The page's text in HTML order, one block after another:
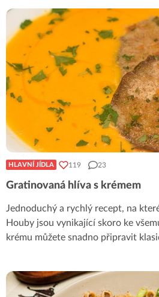
HLAVNÍ JÍDLA 119 23
Gratinovaná hlíva s krémem
Jednoduchý a rychlý recept, na
Houby jsou vynikající skoro ke
krému můžete snadno připravit